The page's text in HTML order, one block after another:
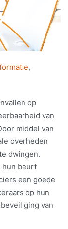
,
op
van
middel van
overheden
dwingen.
hun beurt
een goede
op hun
van